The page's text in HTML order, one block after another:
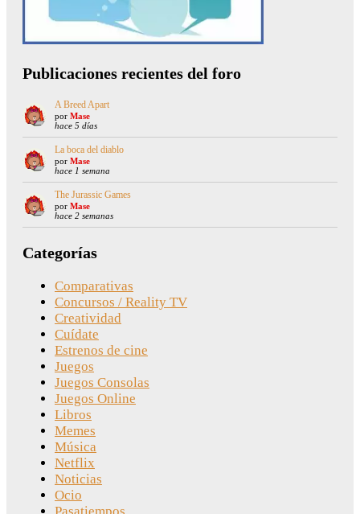
Publicaciones recientes del foro
A Breed Apart
por Mase
hace 5 días
La boca del diablo
por Mase
hace 1 semana
The Jurassic Games
por Mase
hace 2 semanas
Categorías
Comparativas
Concursos / Reality TV
Creatividad
Cuídate
Estrenos de cine
Juegos
Juegos Consolas
Juegos Online
Libros
Memes
Música
Netflix
Noticias
Ocio
Pasatiempos